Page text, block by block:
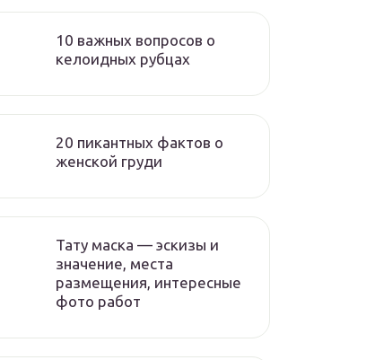
10 важных вопросов о
келоидных рубцах
20 пикантных фактов о
женской груди
Тату маска — эскизы и
значение, места
размещения, интересные
фото работ